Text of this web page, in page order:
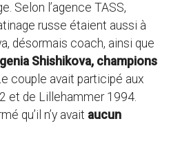
Selon l’agence TASS,
russe étaient aussi à
désormais coach, ainsi que
Shishikova, champions
couple avait participé aux
et de Lillehammer 1994.
qu’il n’y avait aucun